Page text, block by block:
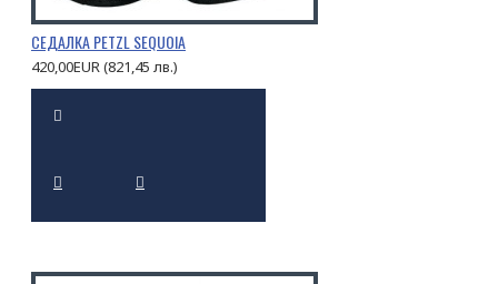
СЕДАЛКА PETZL SEQUOIA
420,00EUR (821,45 лв.)